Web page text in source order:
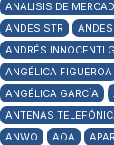
ANALISIS DE
ANDES STR
ANDRÉS INNOCENTI
ANGÉLICA FIGUEROA
ANGÉLICA GARCÍA
ANTENAS
ANWO
AOA